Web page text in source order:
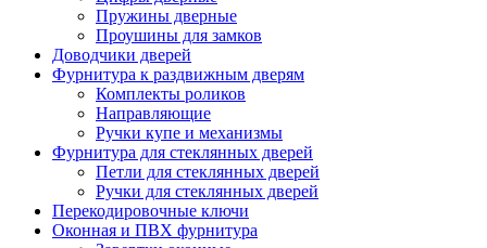
Пружины дверные
Проушины для замков
Доводчики дверей
Фурнитура к раздвижным дверям
Комплекты роликов
Направляющие
Ручки купе и механизмы
Фурнитура для стеклянных дверей
Петли для стеклянных дверей
Ручки для стеклянных дверей
Перекодировочные ключи
Оконная и ПВХ фурнитура